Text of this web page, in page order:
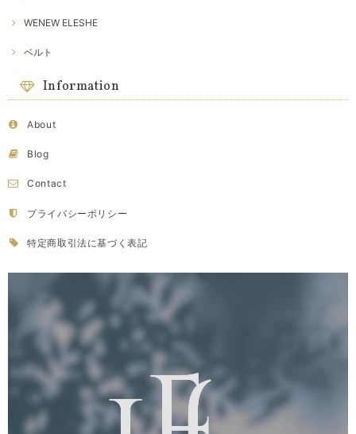
WENEW ELESHE
ベルト
Information
About
Blog
Contact
プライバシーポリシー
特定商取引法に基づく表記